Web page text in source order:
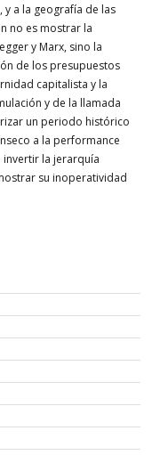
a la geografía de las
no es mostrar la
y Marx, sino la
de los presupuestos
capitalista y la
y de la llamada
un periodo histórico
a la performance
invertir la jerarquía
su inoperatividad